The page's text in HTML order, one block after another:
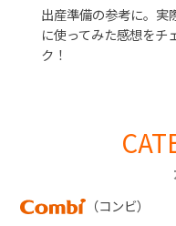
出産準備の参考に。実
に使ってみた感想をチ
ク！
（コンビ）